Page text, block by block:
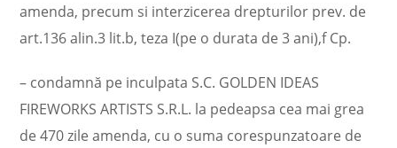
amenda, precum si interzicerea drepturilor prev. de
art.136 alin.3 lit.b, teza I(pe o durata de 3 ani),f Cp.
– condamnă pe inculpata S.C. GOLDEN IDEAS
FIREWORKS ARTISTS S.R.L. la pedeapsa cea mai grea
de 470 zile amenda, cu o suma corespunzatoare de